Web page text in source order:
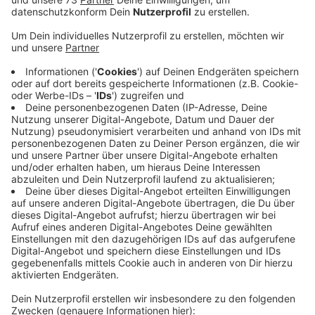
Anzeige
Zweite Sprengung diese Woche
Anzeige
Neben der SB-Filiale der Sparkasse Westmünsterland
ist auch eine Fahrschule und eine Bäckereifiliale in
Mitleidenschaft betroffen. Die Täter sind mit einem
dunklen Auto geflüchtet. Auf der L 608 in Richtung
Gescher verliert sich die Spur, heißt es von er Polizei.
Das ist schon die zweite Geldautomaten-Sprengung in
dieser Woche im Westmünsterland, insgesamt in
diesem Jahr die siebte. Zum Vergleich: Im gesamten
letzten Jahr gab es fünf.